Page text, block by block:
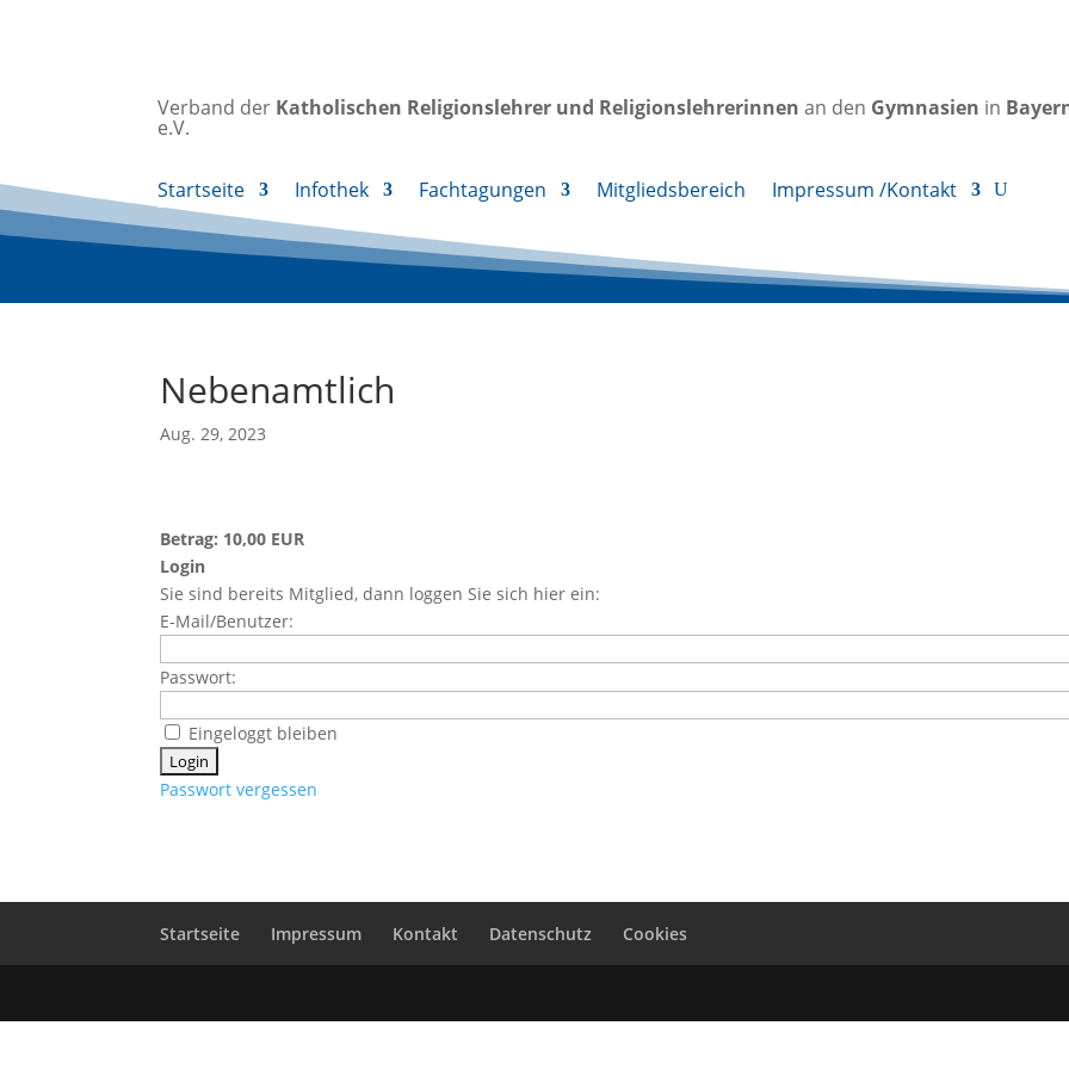
Verband der Katholischen Religionslehrer und Religionslehrerinnen an den Gymnasien in
e.V.
Startseite Infothek Fachtagungen Mitgliedsbereich Impressum /Kontakt
Nebenamtlich
Aug. 29, 2023
Betrag: 10,00 EUR
Login
Sie sind bereits Mitglied, dann loggen Sie sich hier ein:
E-Mail/Benutzer:
Passwort:
Eingeloggt bleiben
Passwort vergessen
Startseite Impressum Kontakt Datenschutz Cookies